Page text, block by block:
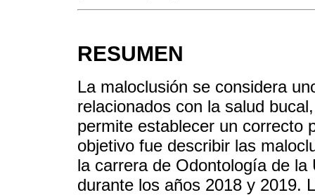
RESUMEN
La maloclusión se considera
relacionados con la salud
permite establecer un correcto
objetivo fue describir las
la carrera de Odontología de
durante los años 2018 y 2019.